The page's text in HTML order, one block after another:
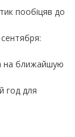
пообіцяв до
на ближайшую
год для